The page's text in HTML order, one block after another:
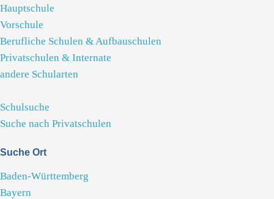
Hauptschule
Vorschule
Berufliche Schulen & Aufbauschulen
Privatschulen & Internate
andere Schularten
Schulsuche
Suche nach Privatschulen
Suche Ort
Baden-Württemberg
Bayern